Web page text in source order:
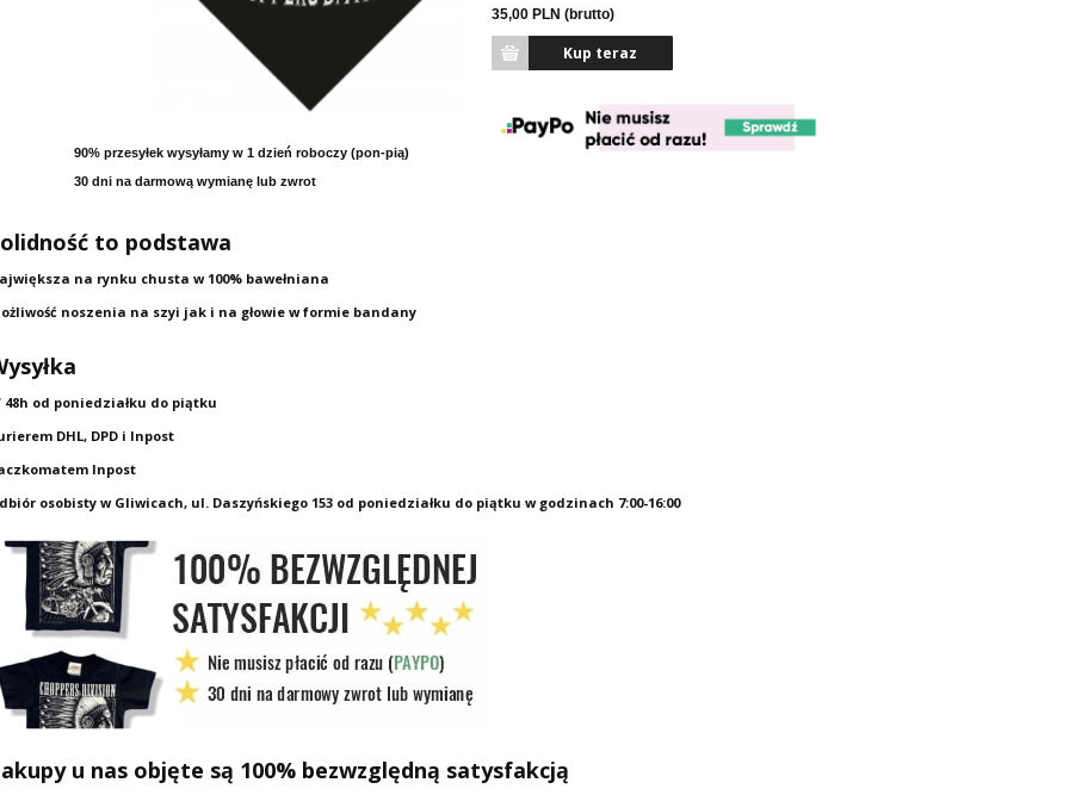
PLN
T-SHIRT LUCKY RIDER -
109,00 PLN
DIVISION
PLN
90% przesyłek wysyłamy w 1 dzień roboczy (pon-pią)
30 dni na darmową wymianę lub zwrot
35,00 PLN (brutto)
to podstawa
na rynku chusta w 100% bawełniana
noszenia na szyi jak i na głowie w formie bandany
48h od poniedziałku do piątku
DHL, DPD i Inpost
Inpost
osobisty w Gliwicach, ul. Daszyńskiego 153 od poniedziałku do piątku w godzinach 7:00-16:00
u nas objęte są 100% bezwzględną satysfakcją